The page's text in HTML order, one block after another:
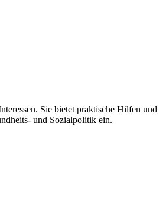
Sie bietet praktische Hilfen und
und Sozialpolitik ein.